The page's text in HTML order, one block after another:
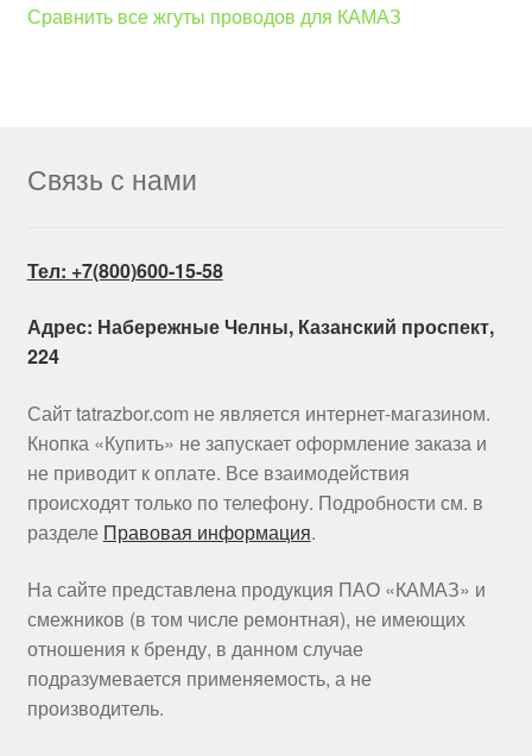
Сравнить все жгуты проводов для КАМАЗ
Связь с нами
Тел: +7(800)600-15-58
Адрес: Набережные Челны, Казанский проспект,
224
Сайт tatrazbor.com не является интернет-магазином.
Кнопка «Купить» не запускает оформление заказа и
не приводит к оплате. Все взаимодействия
происходят только по телефону. Подробности см. в
разделе Правовая информация.
На сайте представлена продукция ПАО «КАМАЗ» и
смежников (в том числе ремонтная), не имеющих
отношения к бренду, в данном случае
подразумевается применяемость, а не
производитель.